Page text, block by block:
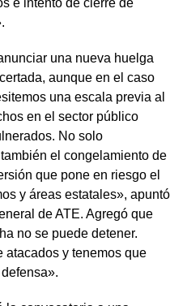
una nueva huelga
aunque en el caso
una escala previa al
en el sector público
No solo
el congelamiento de
que pone en riesgo el
y áreas estatales», apuntó
de ATE. Agregó que
no se puede detener.
atacados y tenemos que